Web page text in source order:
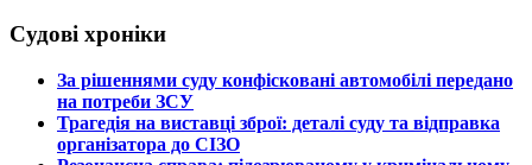
Судові хроніки
​За рішеннями суду конфісковані автомобілі передано
на потреби ЗСУ
​Трагедія на виставці зброї: деталі суду та відправка
організатора до СІЗО